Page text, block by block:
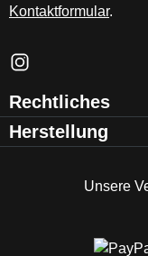
Kontaktformular.
Schau auf Instagram
Rechtliches
Herstellung
Unsere